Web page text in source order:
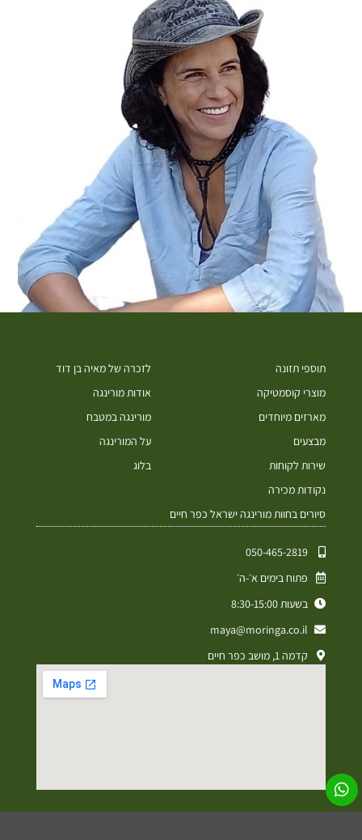
תוספי תזונה
מוצרי קוסמטיקה
מארזים מיוחדים
מבצעים
שירות לקוחות
נקודות מכירה
סיורים בחוות מורינגה ישראל כפר חיים
לזכרה של מאיה בן דוד
אודות מורינגה
מורינגה במטבח
על המורינגה
בלוג
050-465-2819⁩
פתוח בימים א׳-ה׳
בשעות 8:30-15:00
maya@moringa.co.il
קדמה 1, מושב כפר חיים